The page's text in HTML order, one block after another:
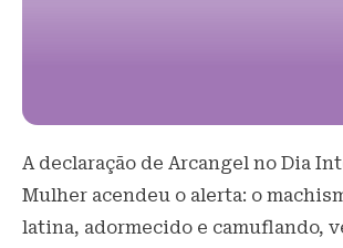
A declaração de Arcangel no Dia
Mulher acendeu o alerta: o
latina, adormecido e camuflando,